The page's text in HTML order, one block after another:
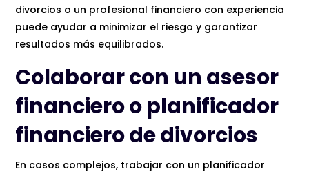
divorcios o un profesional financiero con experiencia
puede ayudar a minimizar el riesgo y garantizar
resultados más equilibrados.
Colaborar con un asesor
financiero o planificador
financiero de divorcios
En casos complejos, trabajar con un planificador